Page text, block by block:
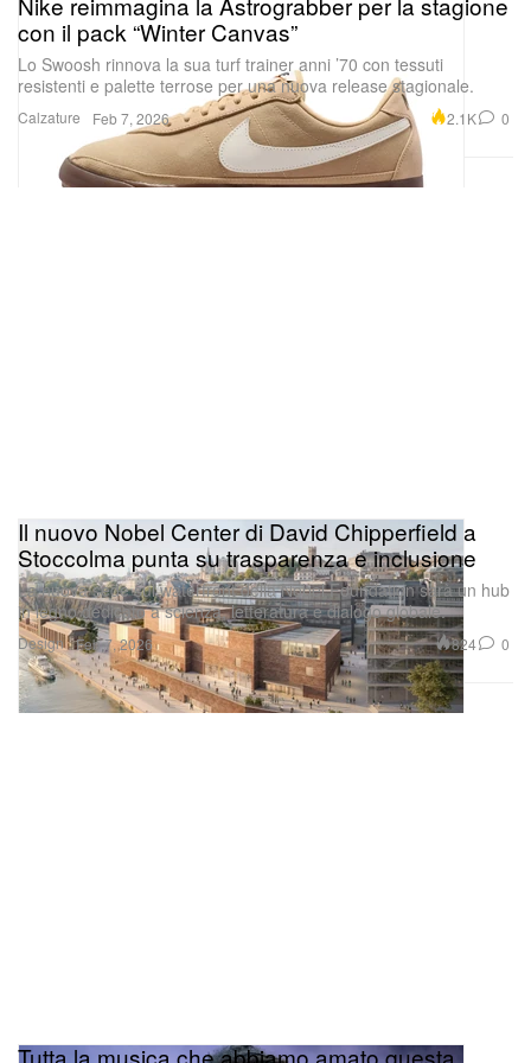
degli anni ’50 hanno già alzato l’asticella delle
aspettative. Una data di uscita ufficiale per la
Blinderssequel series non è ancora stata
annunciata, ma debutterà in seguito su BBC One e
BBC iPlayer nel Regno Unito, per poi arrivare in
streaming in tutto il mondo su Netflix.
Calzature
con il pack “Winter Canvas”
Lo Swoosh rinnova la sua turf trainer anni ’70 con tessuti
resistenti e palette terrose per una nuova release stagionale.
Feb 7, 2026 2.1K 0
Design
Il nuovo Nobel Center di David Chipperfield a
Stoccolma punta su trasparenza e inclusione
La nuova sede sul waterfront della Nobel Foundation sarà un hub
in legno dedicato a scienza, letteratura e dialogo globale.
Feb 7, 2026 824 0
Tutta la musica che abbiamo amato questa